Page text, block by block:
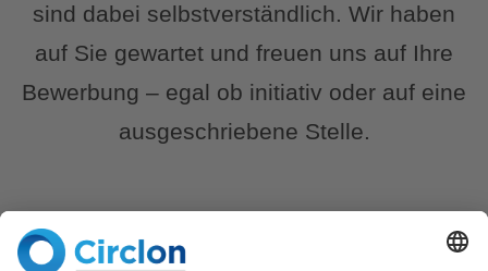
sind dabei selbstverständlich. Wir haben
auf Sie gewartet und freuen uns auf Ihre
Bewerbung – egal ob initiativ oder auf eine
ausgeschriebene Stelle.